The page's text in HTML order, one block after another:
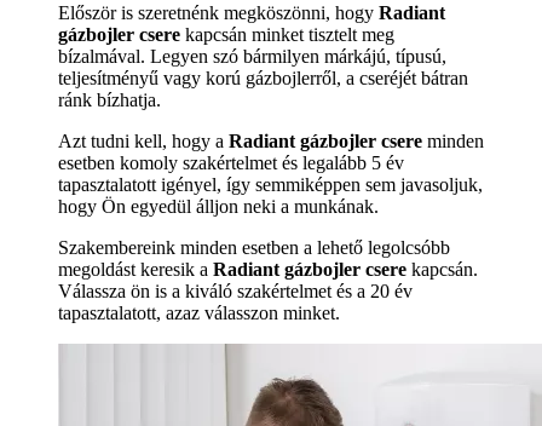
Először is szeretnénk megköszönni, hogy Radiant
gázbojler csere kapcsán minket tisztelt meg
bízalmával. Legyen szó bármilyen márkájú, típusú,
teljesítményű vagy korú gázbojlerről, a cseréjét bátran
ránk bízhatja.
Azt tudni kell, hogy a Radiant gázbojler csere minden
esetben komoly szakértelmet és legalább 5 év
tapasztalatott igényel, így semmiképpen sem javasoljuk,
hogy Ön egyedül álljon neki a munkának.
Szakembereink minden esetben a lehető legolcsóbb
megoldást keresik a Radiant gázbojler csere kapcsán.
Válassza ön is a kiváló szakértelmet és a 20 év
tapasztalatott, azaz válasszon minket.